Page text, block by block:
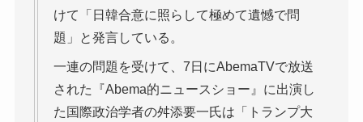
けて「日韓合意に照らして極めて遺憾で問
題」と発言している。
一連の問題を受けて、7日にAbemaTVで放送
された『Abema的ニュースショー』に出演し
た国際政治学者の舛添要一氏は「トランプ大